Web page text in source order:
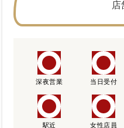
店
深夜営業 当日受付
駅近 女性店員